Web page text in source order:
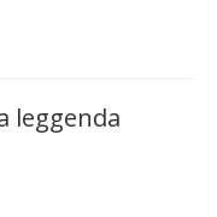
leggenda